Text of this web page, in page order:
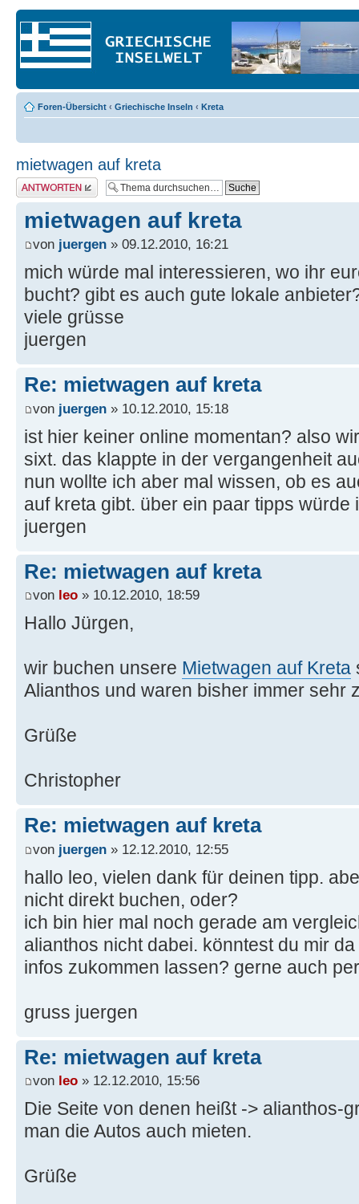
Foren-Übersicht ‹ Griechische Inseln ‹ Kreta
mietwagen auf kreta
Antwort erstellen
mietwagen auf kreta
von juergen » 09.12.2010, 16:21
mich würde mal interessieren, wo ihr
bucht? gibt es auch gute lokale
viele grüsse
juergen
Re: mietwagen auf kreta
von juergen » 10.12.2010, 15:18
ist hier keiner online momentan? also
sixt. das klappte in der vergangenheit
nun wollte ich aber mal wissen, ob es
auf kreta gibt. über ein paar tipps würde
juergen
Re: mietwagen auf kreta
von leo » 10.12.2010, 18:59
Hallo Jürgen,
wir buchen unsere Mietwagen auf Kreta
Alianthos und waren bisher immer sehr
Grüße
Christopher
Re: mietwagen auf kreta
von juergen » 12.12.2010, 12:55
hallo leo, vielen dank für deinen tipp.
nicht direkt buchen, oder?
ich bin hier mal noch gerade am
alianthos nicht dabei. könntest du mir
infos zukommen lassen? gerne auch
gruss juergen
Re: mietwagen auf kreta
von leo » 12.12.2010, 15:56
Die Seite von denen heißt -> alianthos-
man die Autos auch mieten.
Grüße